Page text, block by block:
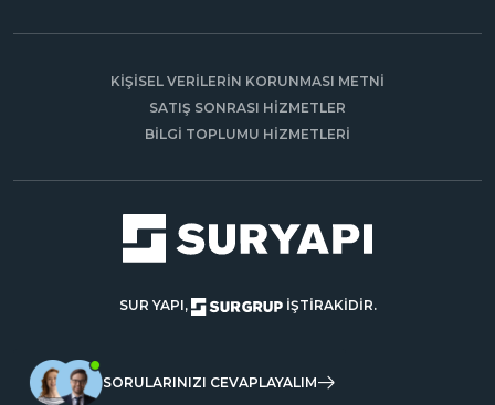
SORULARINIZI CEVAPLAYALIM
SUR YAPI, İŞTİRAKİDİR.
KİŞİSEL VERİLERİN KORUNMASI METNİ
SATIŞ SONRASI HİZMETLER
BİLGİ TOPLUMU HİZMETLERİ